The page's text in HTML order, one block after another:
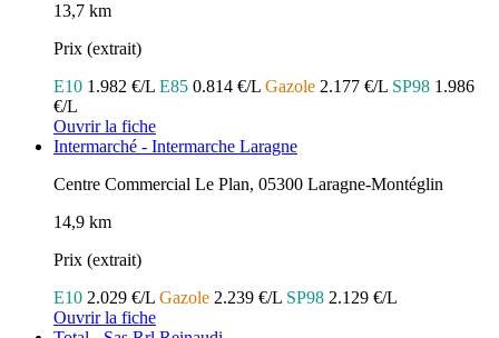
13,7 km
Prix (extrait)
E10 1.982 €/L E85 0.814 €/L Gazole 2.177 €/L SP98 1.986
€/L
Ouvrir la fiche
Intermarché - Intermarche Laragne
Centre Commercial Le Plan, 05300 Laragne-Montéglin
14,9 km
Prix (extrait)
E10 2.029 €/L Gazole 2.239 €/L SP98 2.129 €/L
Ouvrir la fiche